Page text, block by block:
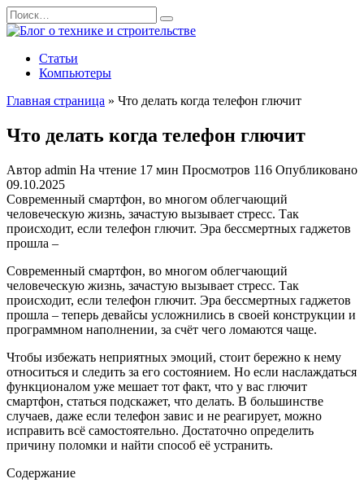
Перейти
к
Search
for:
Статьи
Компьютеры
Главная страница » Что делать когда телефон глючит
Что делать когда телефон глючит
Автор admin На чтение 17 мин Просмотров 116 Опубликовано
09.10.2025
Современный смартфон, во многом облегчающий
человеческую жизнь, зачастую вызывает стресс. Так
происходит, если телефон глючит. Эра бессмертных гаджетов
прошла –
Современный смартфон, во многом облегчающий
человеческую жизнь, зачастую вызывает стресс. Так
происходит, если телефон глючит. Эра бессмертных гаджетов
прошла – теперь девайсы усложнились в своей конструкции и
программном наполнении, за счёт чего ломаются чаще.
Чтобы избежать неприятных эмоций, стоит бережно к нему
относиться и следить за его состоянием. Но если наслаждаться
функционалом уже мешает тот факт, что у вас глючит
смартфон, статься подскажет, что делать. В большинстве
случаев, даже если телефон завис и не реагирует, можно
исправить всё самостоятельно. Достаточно определить
причину поломки и найти способ её устранить.
Содержание